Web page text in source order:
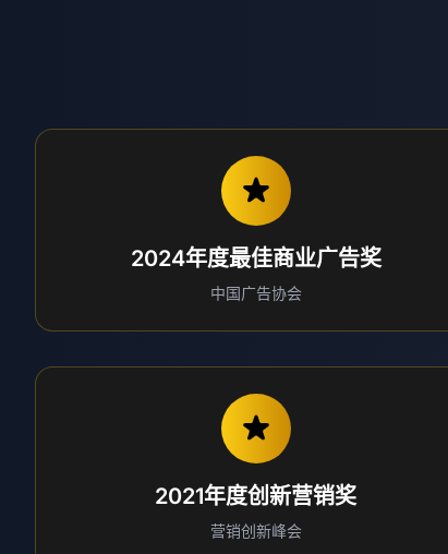
2024年度最佳商业广告奖
中国广告协会
2021年度创新营销奖
营销创新峰会